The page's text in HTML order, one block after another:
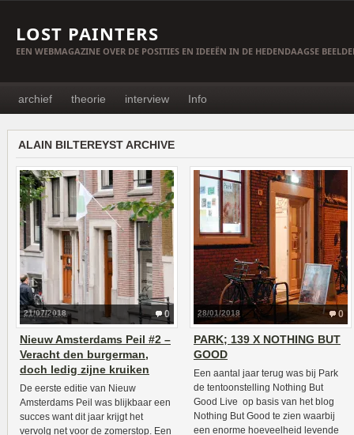
LOST PAINTERS
EEN WEBMAGAZINE OVER DE POSITIES EN IDEEËN IN DE HEDENDAAGSE
archief theorie interview Info
ALAIN BILTEREYST ARCHIVE
0
21/07/2018
Nieuw Amsterdams Peil #2 –
Veracht den burgerman,
doch ledig zijne kruiken
De eerste editie van Nieuw
Amsterdams Peil was blijkbaar een
succes want dit jaar krijgt het
vervolg net voor de zomerstop. Een
0
28/01/2018
PARK; 139 X NOTHING BUT
GOOD
Een aantal jaar terug was bij Park
de tentoonstelling Nothing But
Good Live op basis van het blog
Nothing But Good te zien waarbij
een enorme hoeveelheid levende